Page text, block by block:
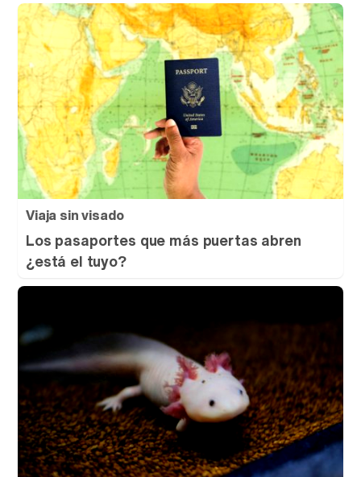
Viaja sin visado
Los pasaportes que más puertas abren
¿está el tuyo?